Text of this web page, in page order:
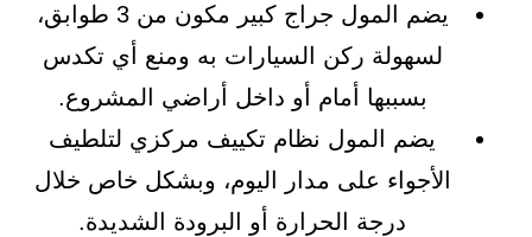
يضم المول جراج كبير مكون من 3 طوابق،
لسهولة ركن السيارات به ومنع أي تكدس
بسببها أمام أو داخل أراضي المشروع.
يضم المول نظام تكييف مركزي لتلطيف
الأجواء على مدار اليوم، وبشكل خاص خلال
درجة الحرارة أو البرودة الشديدة.